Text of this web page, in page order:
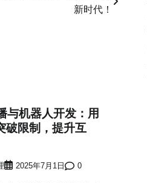
新时代！
与机器人开发：用
破限制，提升互
2025年7月1日 0